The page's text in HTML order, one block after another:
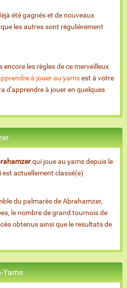
été gagnés et de nouveaux
les autres sont régulièrement
les règles de ce merveilleux
à jouer au yamsest à votre
d'apprendre à jouer en quelques
qui joue au yams depuis le
actuellement classé(e)
du palmarès de Abrahamzer,
le nombre de grand tournois de
obtenus ainsi que le resultats de
Yams